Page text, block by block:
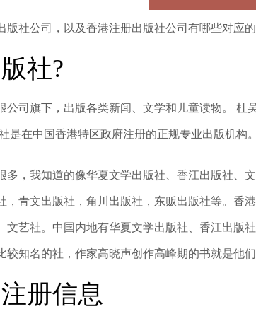
版社公司，以及香港注册出版社公司有哪些对应
社?
公司旗下，出版各类新闻、文学和儿童读物。 杜
是在中国香港特区政府注册的正规专业出版机
多，我知道的像华夏文学出版社、香江出版社、
，青文出版社，角川出版社，东贩出版社等。香
文艺社。中国内地有华夏文学出版社、香江出版
较知名的社，作家高晓声创作高峰期的书就是他们
册信息